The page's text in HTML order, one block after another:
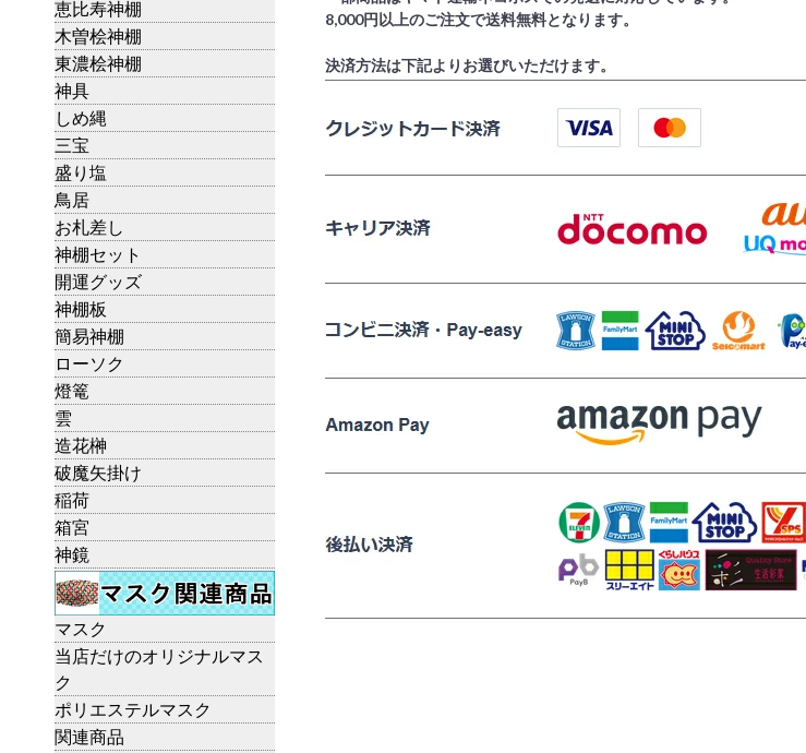
恵比寿神棚
木曽桧神棚
東濃桧神棚
神具
しめ縄
三宝
盛り塩
鳥居
お札差し
神棚セット
開運グッズ
神棚板
簡易神棚
ローソク
燈篭
雲
造花榊
破魔矢掛け
稲荷
箱宮
神鏡
マスク
当店だけのオリジナルマス
ク
ポリエステルマスク
関連商品
8,000円以上のご注文で送料無料となります。
決済方法は下記よりお選びいただけます。